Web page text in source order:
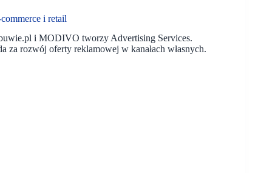
i retail
i MODIVO tworzy Advertising Services.
za rozwój oferty reklamowej w kanałach własnych.